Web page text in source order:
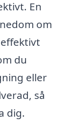
En
om
du
eller
så
dig.